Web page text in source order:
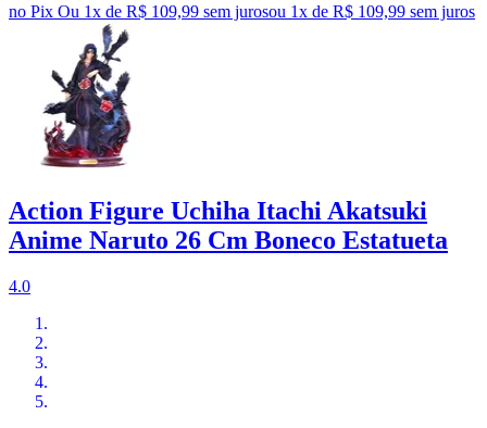
no Pix Ou 1x de R$ 109,99 sem jurosou 1x de R$ 109,99 sem juros
Action Figure Uchiha Itachi Akatsuki
Anime Naruto 26 Cm Boneco Estatueta
4.0